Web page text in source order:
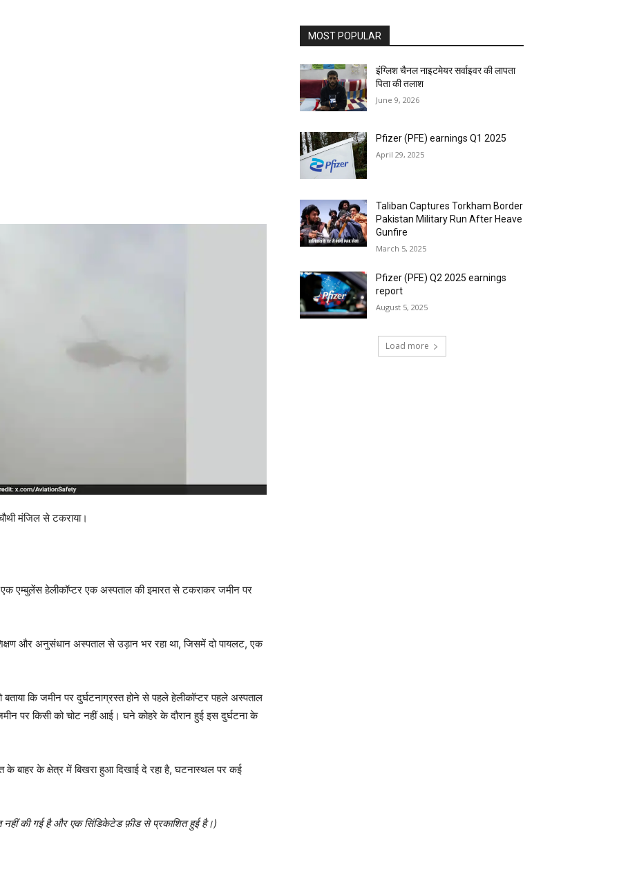
मंजिल से टकराया।
एक एम्बुलेंस हेलीकॉप्टर एक अस्पताल की इमारत से टकराकर जमीन पर
और अनुसंधान अस्पताल से उड़ान भर रहा था, जिसमें दो पायलट, एक
कि जमीन पर दुर्घटनाग्रस्त होने से पहले हेलीकॉप्टर पहले अस्पताल
पर किसी को चोट नहीं आई। घने कोहरे के दौरान हुई इस दुर्घटना के
बाहर के क्षेत्र में बिखरा हुआ दिखाई दे रहा है, घटनास्थल पर कई
नहीं की गई है और एक सिंडिकेटेड फ़ीड से प्रकाशित हुई है।)
MOST POPULAR
इंग्लिश चैनल नाइटमेयर सर्वाइवर की लापता
पिता की तलाश
June 9, 2026
Pfizer (PFE) earnings Q1 2025
April 29, 2025
Taliban Captures Torkham Border
Pakistan Military Run After Heave
Gunfire
March 5, 2025
Pfizer (PFE) Q2 2025 earnings
report
August 5, 2025
Load more